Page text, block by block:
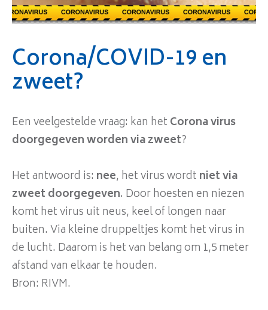
Corona/COVID-19 en
zweet?
Een veelgestelde vraag: kan het Corona virus
doorgegeven worden via zweet?
Het antwoord is: nee, het virus wordt niet via
zweet doorgegeven. Door hoesten en niezen
komt het virus uit neus, keel of longen naar
buiten. Via kleine druppeltjes komt het virus in
de lucht. Daarom is het van belang om 1,5 meter
afstand van elkaar te houden.
Bron: RIVM.